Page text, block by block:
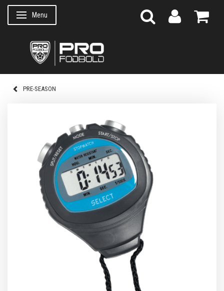
Skifte navigation
Menu
PRE-SEASON